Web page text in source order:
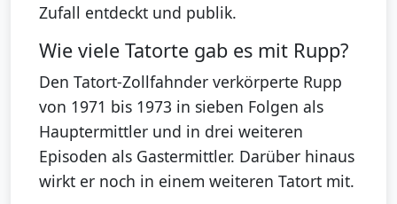
Zufall entdeckt und publik.
Wie viele Tatorte gab es mit Rupp?
Den Tatort-Zollfahnder verkörperte Rupp
von 1971 bis 1973 in sieben Folgen als
Hauptermittler und in drei weiteren
Episoden als Gastermittler. Darüber hinaus
wirkt er noch in einem weiteren Tatort mit.